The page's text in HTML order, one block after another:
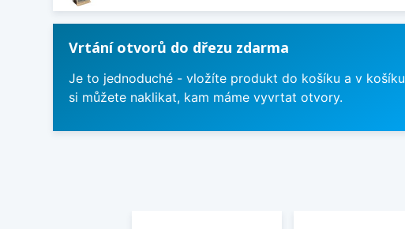
Vrtání otvorů do dřezu zdarma
Je to jednoduché - vložíte produkt do košíku a v košíku
si můžete naklikat, kam máme vyvrtat otvory.